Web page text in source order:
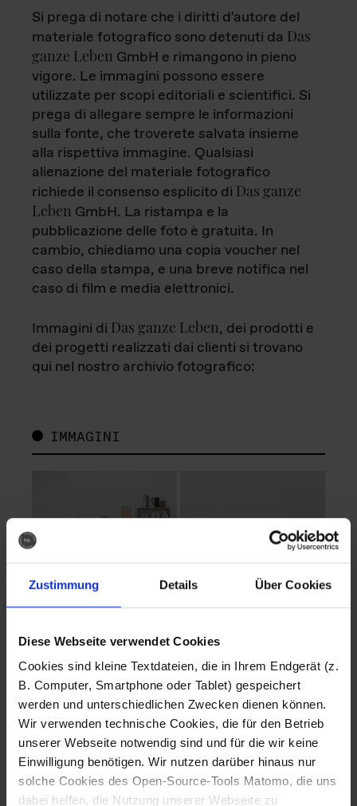
Zustimmung Details Über Cookies
Diese Webseite verwendet Cookies
Cookies sind kleine Textdateien, die in Ihrem Endgerät (z.
B. Computer, Smartphone oder Tablet) gespeichert
werden und unterschiedlichen Zwecken dienen können.
Wir verwenden technische Cookies, die für den Betrieb
unserer Webseite notwendig sind und für die wir keine
Einwilligung benötigen. Wir nutzen darüber hinaus nur
solche Cookies des Open-Source-Tools Matomo, die uns
dabei helfen, die Nutzung unserer Webseite zu
Si prega di notare che i diritti d'autore del
materiale fotografico sono detenuti da Das
ganze Leben GmbH e rimangono in pieno
vigore. Le immagini possono essere
utilizzate per scopi editoriali e scientifici. Si
prega di allegare sempre le informazioni
sulla fonte, che troverete salvata insieme
alla rispettiva immagine. Qualsiasi
alienazione del materiale fotografico
richiede il consenso esplicito di Das ganze
Leben GmbH. La ristampa e la
pubblicazione delle foto è gratuita. In
cambio, chiediamo una copia voucher nel
caso della stampa, e una breve notifica nel
caso di film e media elettronici.
Immagini di Das ganze Leben, dei prodotti e
dei progetti realizzati dai clienti si trovano
qui nel nostro archivio fotografico:
IMMAGINI
Fotografo: Lorenz
Sternbach
Download
Fotografo: Lorenz
Sternbach
Download